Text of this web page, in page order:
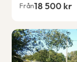
Från18 500 kr